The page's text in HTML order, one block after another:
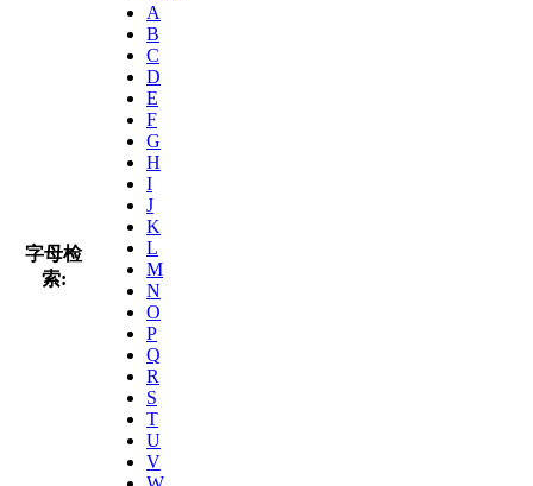
字母检
索:
A
B
C
D
E
F
G
H
I
J
K
L
M
N
O
P
Q
R
S
T
U
V